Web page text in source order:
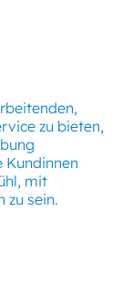
zu bieten,
Kundinnen
mit
zu sein.